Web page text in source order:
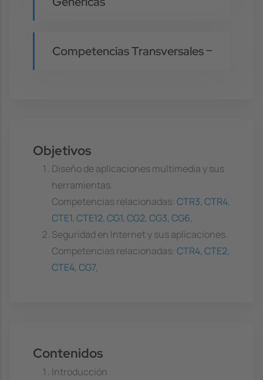
Competencias Transversales
Objetivos
Diseño de aplicaciones multimedia y sus
herramientas.
Competencias relacionadas: CTR3, CTR4,
CTE1, CTE12, CG1, CG2, CG3, CG6,
Seguridad en Internet y sus aplicaciones.
Competencias relacionadas: CTR4, CTE2,
CTE4, CG7,
Contenidos
Introducción